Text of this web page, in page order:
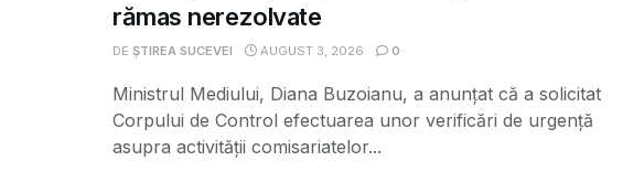
rămas nerezolvate
DE ȘTIREA SUCEVEI AUGUST 3, 2026 0
Ministrul Mediului, Diana Buzoianu, a anunțat că a solicitat
Corpului de Control efectuarea unor verificări de urgență
asupra activității comisariatelor...